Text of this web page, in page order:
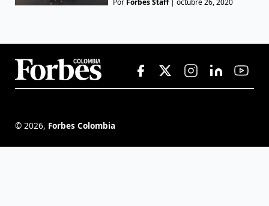
© 2026, Forbes Colombia